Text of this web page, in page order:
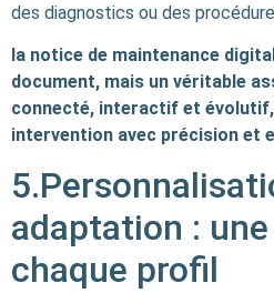
des diagnostics ou des
la notice de maintenance
document, mais un véritable
connecté, interactif et évolutif,
intervention avec précision et
adaptation :
chaque profil